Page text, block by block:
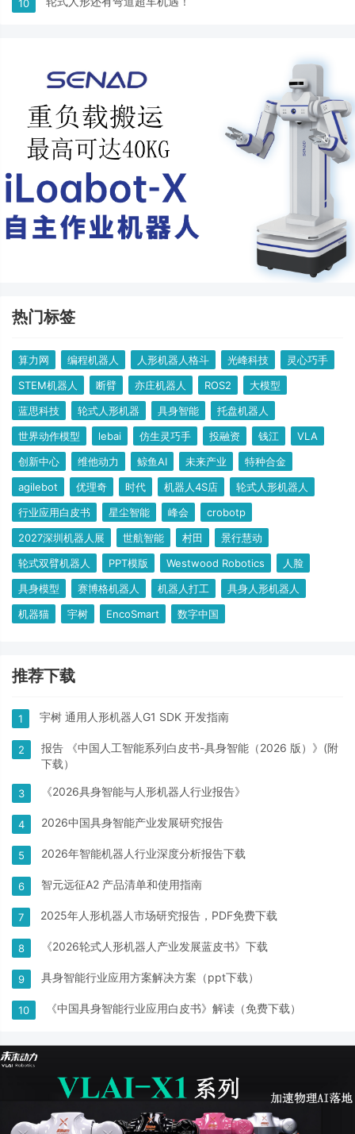
10
热门标签
算力网 编程机器人 人形机器人格斗 光峰科技
灵心巧手
STEM机器人
断臂 亦庄机器人 ROS2
大模型
蓝思科技
轮式人形机器 具身智能
托盘机器人
世界动作模型
lebai 仿生灵巧手 投融资 钱江
VLA
创新中心
​维他动力 鲸鱼AI 未来产业
特种合金
agilebot
优理奇 时代 机器人4S店
轮式人形机器人
行业应用白皮书
星尘智能 峰会
crobotp
2027深圳机器人展
世航智能 村田
景行慧动
轮式双臂机器人
PPT模版 Westwood Robotics
人脸
具身模型
赛博格机器人 机器人打工
具身人形机器人
机器猫
宇树 EncoSmart 数字中国
推荐下载
1 宇树 通用人形机器人G1 SDK 开发指南
2
报告 《中国人工智能系列白皮书-具身智能（2026 版）》(附
下载）
3 《2026具身智能与人形机器人行业报告》
4 2026中国具身智能产业发展研究报告
5 2026年智能机器人行业深度分析报告下载
6 智元远征A2 产品清单和使用指南
7 2025年人形机器人市场研究报告，PDF免费下载
8 《2026轮式人形机器人产业发展蓝皮书》下载
9 具身智能行业应用方案解决方案（ppt下载）
10 《中国具身智能行业应用白皮书》解读（免费下载）